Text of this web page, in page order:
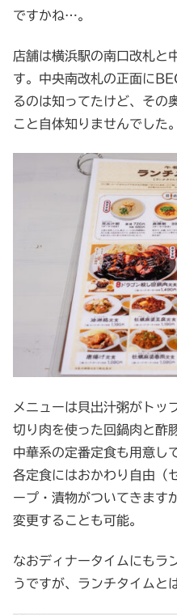
ですかね…。
店舗は横浜駅の南口改札と
す。中央南改札の正面に
るのは知ってたけど、その
こと自体知りませんでした。
メニューは貝出汁粥がトッ
切り肉を使った回鍋肉と酢
中華系の定番定食も用意し
各定食にはおかわり自由（
ープ・漬物がついてきます
変更することも可能。
なおディナータイムにもラ
うですが、ランチタイムと